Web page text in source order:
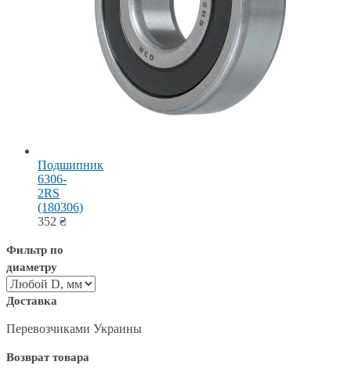
Подшипник
6306-
2RS
(180306)
352 ₴
Фильтр по
диаметру
Доставка
Перевозчиками Украины
Возврат товара